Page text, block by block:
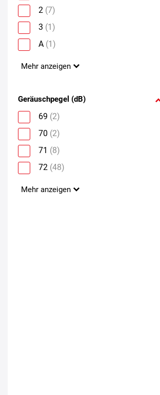
2 (7)
3 (1)
A (1)
Mehr anzeigen
Geräuschpegel (dB)
69 (2)
70 (2)
71 (8)
72 (48)
Mehr anzeigen